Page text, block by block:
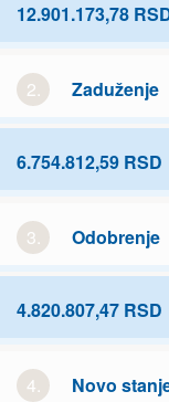
12.901.173,78
2. Zaduženje
6.754.812,59 RSD
3. Odobrenje
4.820.807,47 RSD
4. Novo